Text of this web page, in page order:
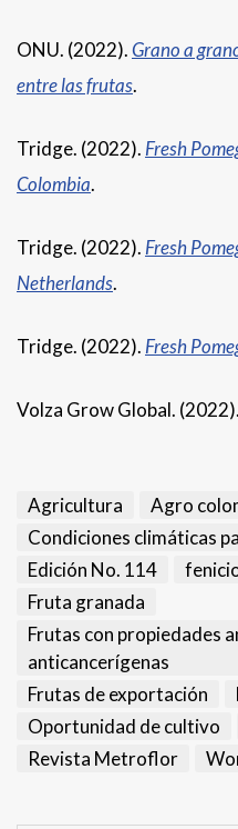
ONU. (2022).Grano a
entre las frutas.
Tridge. (2022). Fresh
Colombia.
Tridge. (2022). Fresh
Netherlands.
Tridge. (2022). Fresh
Volza Grow Global. (2022).
Agricultura
Agro
Condiciones climáticas
Edición No. 114
Fruta granada
Frutas con propiedades
anticancerígenas
Frutas de exportación
Oportunidad de cultivo
Revista Metroflor